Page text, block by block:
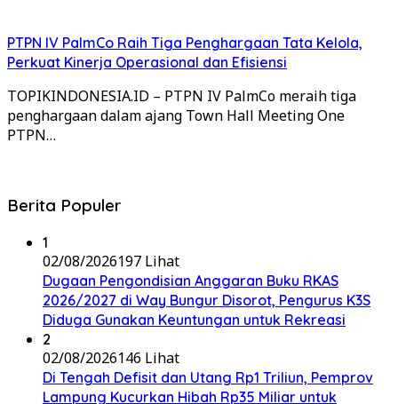
PTPN IV PalmCo Raih Tiga Penghargaan Tata Kelola,
Perkuat Kinerja Operasional dan Efisiensi
TOPIKINDONESIA.ID – PTPN IV PalmCo meraih tiga
penghargaan dalam ajang Town Hall Meeting One
PTPN…
Berita Populer
1
02/08/2026197 Lihat
Dugaan Pengondisian Anggaran Buku RKAS
2026/2027 di Way Bungur Disorot, Pengurus K3S
Diduga Gunakan Keuntungan untuk Rekreasi
2
02/08/2026146 Lihat
Di Tengah Defisit dan Utang Rp1 Triliun, Pemprov
Lampung Kucurkan Hibah Rp35 Miliar untuk